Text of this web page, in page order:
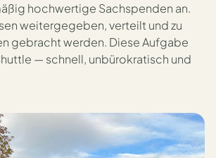
hochwertige Sachspenden an.
weitergegeben, verteilt und zu
gebracht werden. Diese Aufgabe
— schnell, unbürokratisch und